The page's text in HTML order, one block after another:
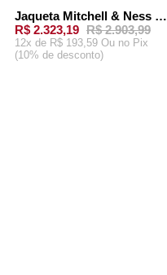
-20%
Jaqueta Mitchell & Ness NFL Sideline Jacket Minnesota Vikings 1992 Roxa
R$ 2.323,19 R$ 2.903,99
12x de R$ 193,59 Ou no Pix
(10% de desconto)